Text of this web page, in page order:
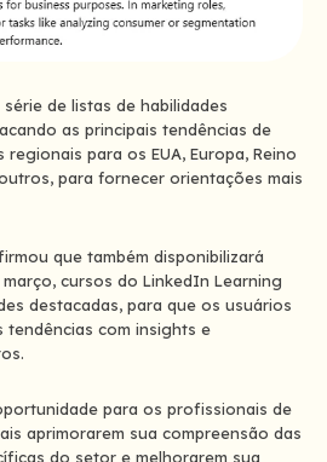
série de listas de habilidades
as principais tendências de
regionais para os EUA, Europa, Reino
para fornecer orientações mais
que também disponibilizará
cursos do LinkedIn Learning
destacadas, para que os usuários
tendências com insights e
para os profissionais de
aprimorarem sua compreensão das
do setor e melhorarem sua